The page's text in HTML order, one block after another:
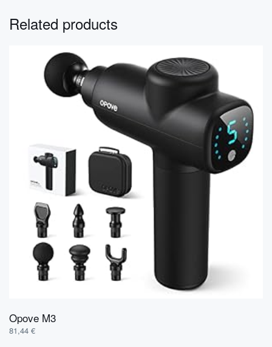
Related products
Opove M3
81,44 €